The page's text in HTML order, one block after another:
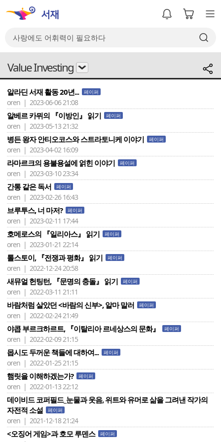
Value Investing
알라딘 서재 활동 20년... 페이퍼
oren | 2023-06-06 21:08
알베르 카뮈의 『이방인』 읽기 페이퍼
oren | 2023-05-13 21:32
병든 왕자 안티오코스와 스트라토니케 이야기 페이퍼
oren | 2023-04-02 16:09
라마르크의 용불용설에 얽힌 이야기 페이퍼
oren | 2023-03-10 23:34
간통 같은 독서 페이퍼
oren | 2023-02-26 16:43
브루투스, 너 마저? 페이퍼
oren | 2023-02-11 17:44
호메로스의 『일리아스』 읽기 페이퍼
oren | 2023-01-21 22:14
톨스토이, 『전쟁과 평화』 읽기 페이퍼
oren | 2022-12-24 20:58
새뮤얼 헌팅턴, 『문명의 충돌』 읽기 페이퍼
oren | 2022-03-11 21:11
바람처럼 살았던 <바람의 신부>, 알마 말러 페이퍼
oren | 2022-02-24 21:49
야콥 부르크하르트, 『이탈리아 르네상스의 문화』 페이퍼
oren | 2022-02-09 21:15
몹시도 두꺼운 책들에 대하여... 페이퍼
oren | 2022-01-25 21:15
햄릿을 이해하겠는가? 페이퍼
oren | 2022-01-13 22:12
데이비드 코퍼필드_눈물과 웃음, 위트와 유머로 삶을 그려낸 작가의
자전적 소설
페이퍼
oren | 2021-12-18 21:24
<오징어 게임>과 호모 루덴스 페이퍼